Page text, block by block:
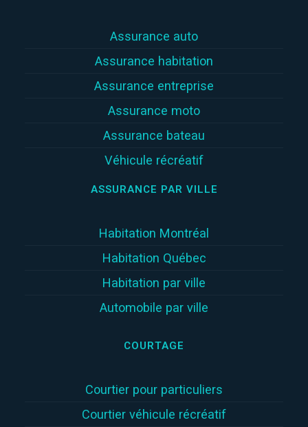
Assurance auto
Assurance habitation
Assurance entreprise
Assurance moto
Assurance bateau
Véhicule récréatif
ASSURANCE PAR VILLE
Habitation Montréal
Habitation Québec
Habitation par ville
Automobile par ville
COURTAGE
Courtier pour particuliers
Courtier véhicule récréatif